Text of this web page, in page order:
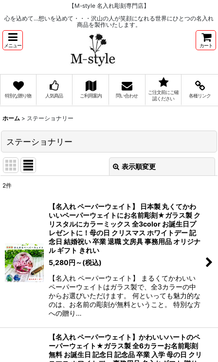
【M-style 名入れ彫刻専門店】
心を込めて…想いを込めて・・・沢山の人が笑顔になれる世界にひとつの名入れ
商品を製作いたします。
メニュー カート
特別な贈り物 人気商品 ご利用案内 問い合わせ
ご注文前にご確
認ください
各種リンク
ホーム > ステーショナリー
ステーショナリー
表示順変更
在庫あり
並び順:
絞り込む
2件
【名入れ ペーパーウェイト】 日本製 丸くてかわ
いいペーパーウェイトにお名前彫刻★ガラス製 ク
リスタルにカラーミックス 全3color お誕生日プ
レゼントに！母の日 クリスマス ホワイトデー 記
念日 結婚祝い 卒業 退職 文房具 事務用品 オリジナ
ル ギフト きれい
5,280円 ～(税込)
【名入れ ペーパーウェイト】 まるくてかわいい
ペーパーウェイトはガラス製で、全3カラーの中
からお選びいただけます。 何といっても魅力的な
のは、お名前の彫刻が無料ということ。 特別な方
への贈り…
【名入れ ペーパーウェイト】かわいいハートのペ
ーパーウェイト★ガラス製 全6カラーお名前彫刻
無料 お誕生日 記念日 記念品 卒業 入学 母の日 クリ